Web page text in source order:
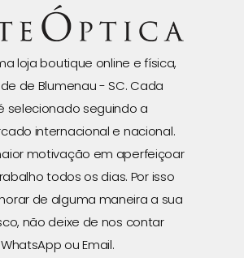
loja boutique online e física,
de Blumenau - SC. Cada
selecionado seguindo a
internacional e nacional.
motivação em aperfeiçoar
todos os dias. Por isso
de alguma maneira a sua
não deixe de nos contar
ou Email.